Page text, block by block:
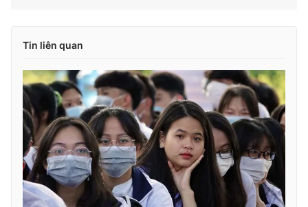
Tin liên quan